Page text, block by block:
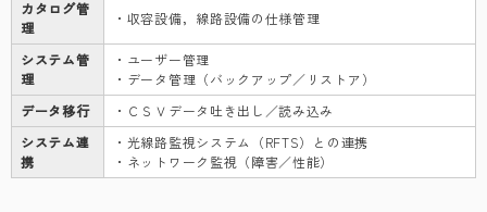
カタログ管
理
・収容設備，線路設備の仕様管理
システム管
理
・ユーザー管理
・データ管理（バックアップ／リストア）
データ移行
・ＣＳＶデータ吐き出し／読み込み
システム連
携
・光線路監視システム（RFTS）との連携
・ネットワーク監視（障害／性能）